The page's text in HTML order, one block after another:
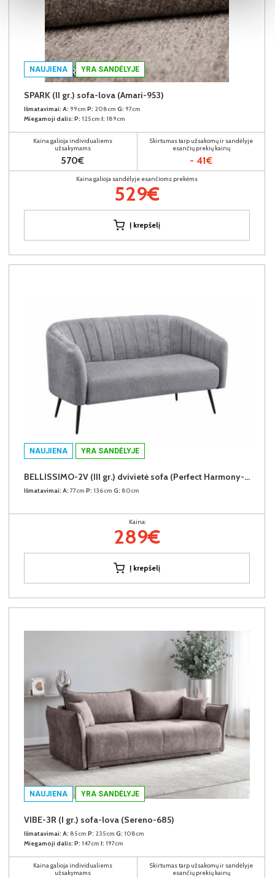
NAUJIENA YRA SANDĖLYJE
SPARK (II gr.) sofa-lova (Amari-953)
Išmatavimai: A: 99cm P: 208cm G: 97cm
Miegamoji dalis: P: 125cm I: 189cm
Kaina galioja individualiems
užsakymams
570€
Skirtumas tarp užsakomų ir sandėlyje
esančių prekių kainų
- 41€
Kaina galioja sandėlyje esančioms prekėms
529€
Į krepšelį
NAUJIENA YRA SANDĖLYJE
BELLISSIMO-2V (III gr.) dvivietė sofa (Perfect Harmony-85)
Išmatavimai: A: 77cm P: 136cm G: 80cm
Kaina:
289€
Į krepšelį
NAUJIENA YRA SANDĖLYJE
VIBE-3R (I gr.) sofa-lova (Sereno-685)
Išmatavimai: A: 85cm P: 235cm G: 108cm
Miegamoji dalis: P: 147cm I: 197cm
Kaina galioja individualiems
užsakymams
Skirtumas tarp užsakomų ir sandėlyje
esančių prekių kainų